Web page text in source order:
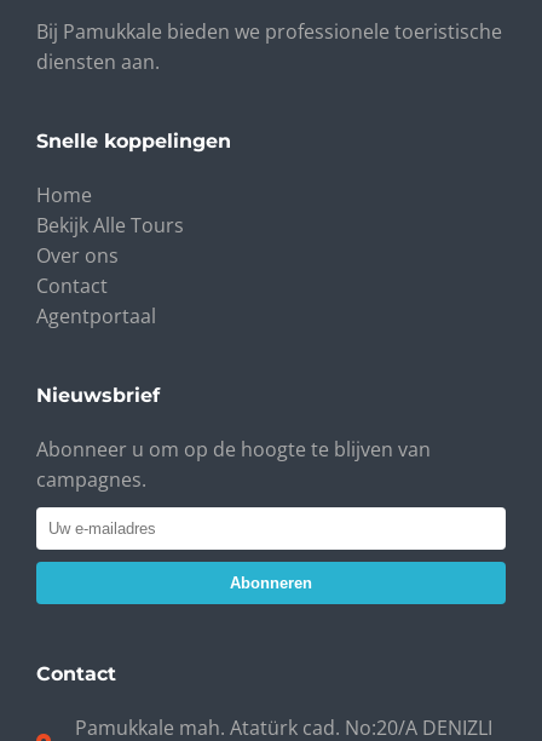
Bij Pamukkale bieden we professionele toeristische
diensten aan.
Snelle koppelingen
Home
Bekijk Alle Tours
Over ons
Contact
Agentportaal
Nieuwsbrief
Abonneer u om op de hoogte te blijven van
campagnes.
Abonneren
Contact
Pamukkale mah. Atatürk cad. No:20/A DENIZLI